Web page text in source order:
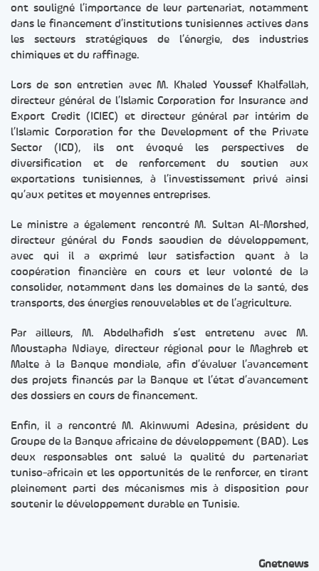
ont souligné l’importance de leur partenariat, notamment
dans le financement d’institutions tunisiennes actives dans
les secteurs stratégiques de l’énergie, des industries
chimiques et du raffinage.
Lors de son entretien avec M. Khaled Youssef Khalfallah,
directeur général de l’Islamic Corporation for Insurance and
Export Credit (ICIEC) et directeur général par intérim de
l’Islamic Corporation for the Development of the Private
Sector (ICD), ils ont évoqué les perspectives de
diversification et de renforcement du soutien aux
exportations tunisiennes, à l’investissement privé ainsi
qu’aux petites et moyennes entreprises.
Le ministre a également rencontré M. Sultan Al-Morshed,
directeur général du Fonds saoudien de développement,
avec qui il a exprimé leur satisfaction quant à la
coopération financière en cours et leur volonté de la
consolider, notamment dans les domaines de la santé, des
transports, des énergies renouvelables et de l’agriculture.
Par ailleurs, M. Abdelhafidh s’est entretenu avec M.
Moustapha Ndiaye, directeur régional pour le Maghreb et
Malte à la Banque mondiale, afin d’évaluer l’avancement
des projets financés par la Banque et l’état d’avancement
des dossiers en cours de financement.
Enfin, il a rencontré M. Akinwumi Adesina, président du
Groupe de la Banque africaine de développement (BAD). Les
deux responsables ont salué la qualité du partenariat
tuniso-africain et les opportunités de le renforcer, en tirant
pleinement parti des mécanismes mis à disposition pour
soutenir le développement durable en Tunisie.
Gnetnews